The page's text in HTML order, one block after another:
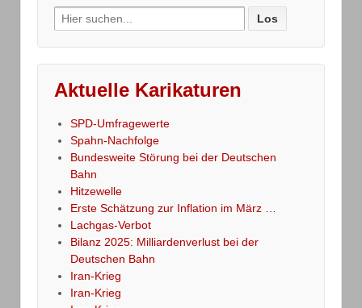
Search
for:
Aktuelle Karikaturen
SPD-Umfragewerte
Spahn-Nachfolge
Bundesweite Störung bei der Deutschen
Bahn
Hitzewelle
Erste Schätzung zur Inflation im März …
Lachgas-Verbot
Bilanz 2025: Milliardenverlust bei der
Deutschen Bahn
Iran-Krieg
Iran-Krieg